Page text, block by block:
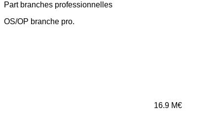
Part branches professionnelles
OS/OP branche pro.
16.9 M€